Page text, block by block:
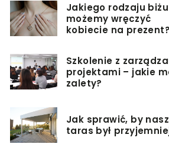
Jakiego rodzaju
możemy wręczyć
kobiecie na prezent?
Szkolenie z
projektami – jakie
zalety?
Jak sprawić, by nasz
taras był